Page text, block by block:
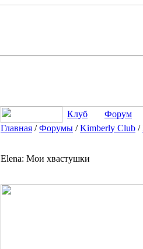
Клуб
Форум
Главная /Форумы /Kimberly Club /
Elena: Мои хвастушки